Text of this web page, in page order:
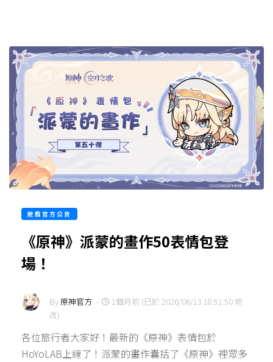
遊戲官方公告
《原神》派蒙的畫作50表情包登
場！
By原神官方 -
1個月前 (已於 2026/06/13 18:51:50 修
改)
各位旅行者大家好！最新的《原神》表情包於
HoYoLAB上線了！派蒙的畫作囊括了《原神》裡眾多